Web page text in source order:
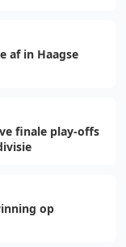
af in Haagse
finale play-offs
op